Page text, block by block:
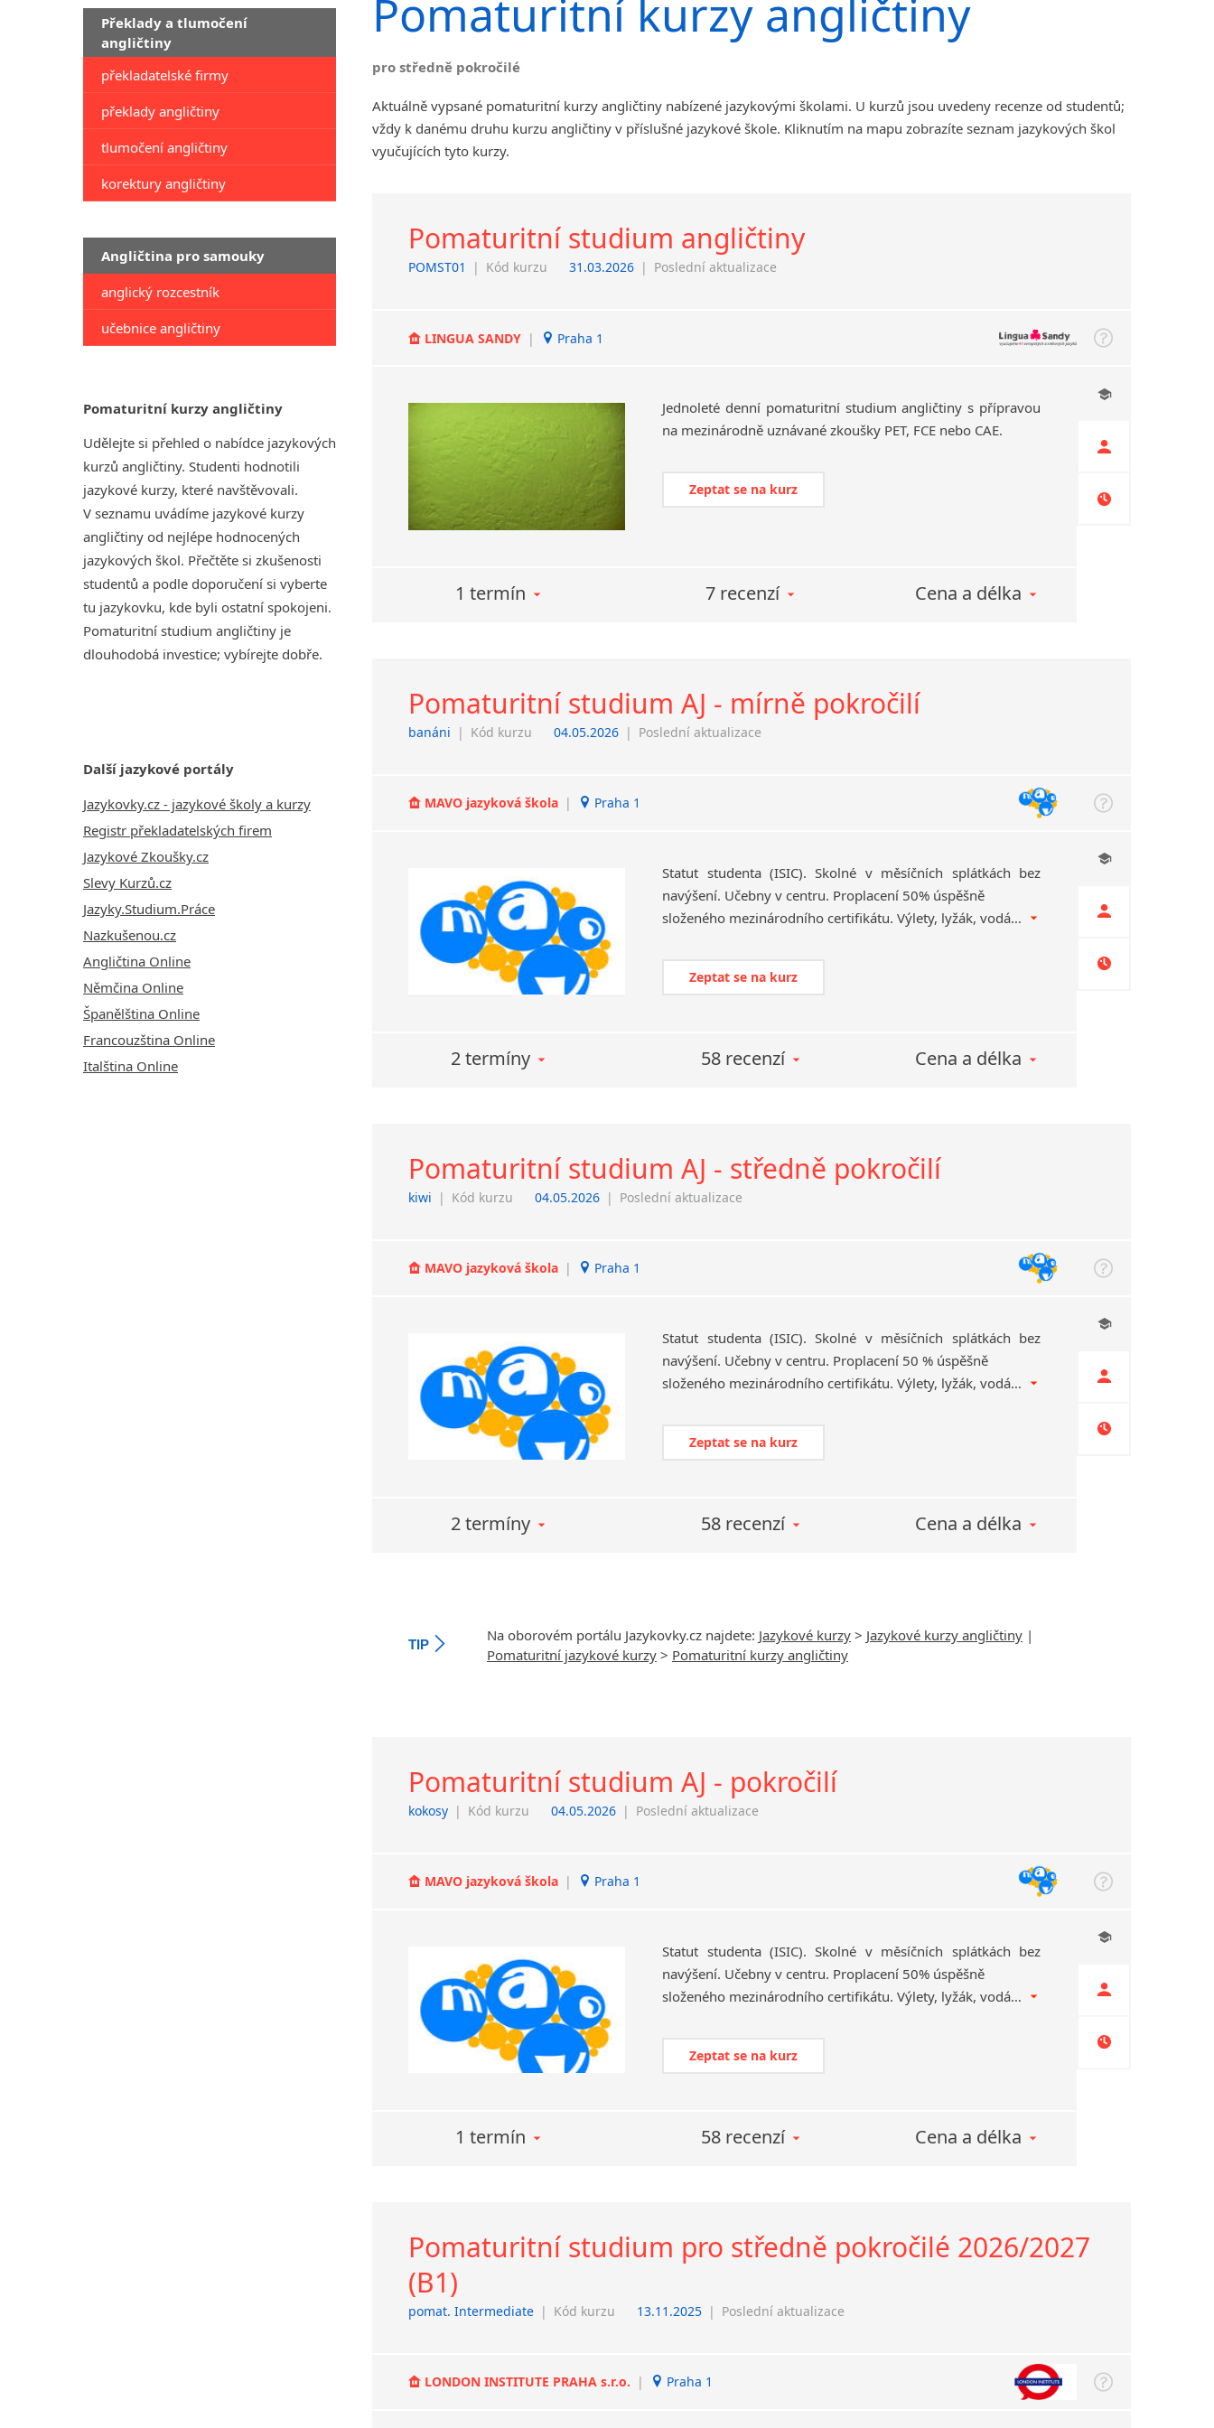
Překlady a tlumočení
angličtiny
překladatelské firmy
překlady angličtiny
tlumočení angličtiny
korektury angličtiny
Angličtina pro samouky
anglický rozcestník
učebnice angličtiny
Pomaturitní kurzy angličtiny
Udělejte si přehled o nabídce jazykových
kurzů angličtiny. Studenti hodnotili
jazykové kurzy, které navštěvovali.
V seznamu uvádíme jazykové kurzy
angličtiny od nejlépe hodnocených
jazykových škol. Přečtěte si zkušenosti
studentů a podle doporučení si vyberte
tu jazykovku, kde byli ostatní spokojeni.
Pomaturitní studium angličtiny je
dlouhodobá investice; vybírejte dobře.
Další jazykové portály
Jazykovky.cz - jazykové školy a kurzy
Registr překladatelských firem
Jazykové Zkoušky.cz
Slevy Kurzů.cz
Jazyky.Studium.Práce
Nazkušenou.cz
Angličtina Online
Němčina Online
Španělština Online
Francouzština Online
Italština Online
Jihlava
Chomutov
Děčín
Klatovy
Prostějov
Sedlčany
Tišnov
angličtiny
Pomaturitní kurzy angličtiny
pro středně pokročilé
Aktuálně vypsané pomaturitní kurzy angličtiny nabízené jazykovými školami. U kurzů jsou uvedeny recenze od studentů;
vždy k danému druhu kurzu angličtiny v příslušné jazykové škole. Kliknutím na mapu zobrazíte seznam jazykových škol
vyučujících tyto kurzy.
Pomaturitní studium angličtiny
POMST01 | Kód kurzu 31.03.2026 | Poslední aktualizace
LINGUA SANDY | Praha 1
Jednoleté denní pomaturitní studium angličtiny s přípravou
na mezinárodně uznávané zkoušky PET, FCE nebo CAE.
Zeptat se na kurz
1 termín 7 recenzí Cena a délka
Pomaturitní studium AJ - mírně pokročilí
banáni | Kód kurzu 04.05.2026 | Poslední aktualizace
MAVO jazyková škola | Praha 1
Statut studenta (ISIC). Školné v měsíčních splátkách bez
navýšení. Učebny v centru. Proplacení 50% úspěšně
složeného mezinárodního certifikátu. Výlety, lyžák, vodák. I pro maturující v září! Více na http:undefinedundefinedmavo.e­uundefinedjazykyundefinedpoma­turitni-studium
Zeptat se na kurz
2 termíny 58 recenzí Cena a délka
Pomaturitní studium AJ - středně pokročilí
kiwi | Kód kurzu 04.05.2026 | Poslední aktualizace
MAVO jazyková škola | Praha 1
Statut studenta (ISIC). Školné v měsíčních splátkách bez
navýšení. Učebny v centru. Proplacení 50 % úspěšně
složeného mezinárodního certifikátu. Výlety, lyžák, vodák. I pro maturující v září! Více na http:undefinedundefinedmavo.e­uundefinedjazykyundefinedpoma­turitni-studium
Zeptat se na kurz
2 termíny 58 recenzí Cena a délka
TIP
Na oborovém portálu Jazykovky.cz najdete: Jazykové kurzy > Jazykové kurzy angličtiny |
Pomaturitní jazykové kurzy > Pomaturitní kurzy angličtiny
Pomaturitní studium AJ - pokročilí
kokosy | Kód kurzu 04.05.2026 | Poslední aktualizace
MAVO jazyková škola | Praha 1
Statut studenta (ISIC). Školné v měsíčních splátkách bez
navýšení. Učebny v centru. Proplacení 50% úspěšně
složeného mezinárodního certifikátu. Výlety, lyžák, vodák. I pro maturující v září! Více na http:undefinedundefinedmavo.e­uundefinedjazykyundefinedpoma­turitni-studium
Zeptat se na kurz
1 termín 58 recenzí Cena a délka
Pomaturitní studium pro středně pokročilé 2026/2027
(B1)
pomat. Intermediate | Kód kurzu 13.11.2025 | Poslední aktualizace
LONDON INSTITUTE PRAHA s.r.o. | Praha 1